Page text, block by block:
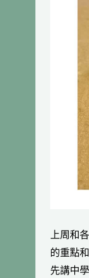
上周和
的重點
先講中